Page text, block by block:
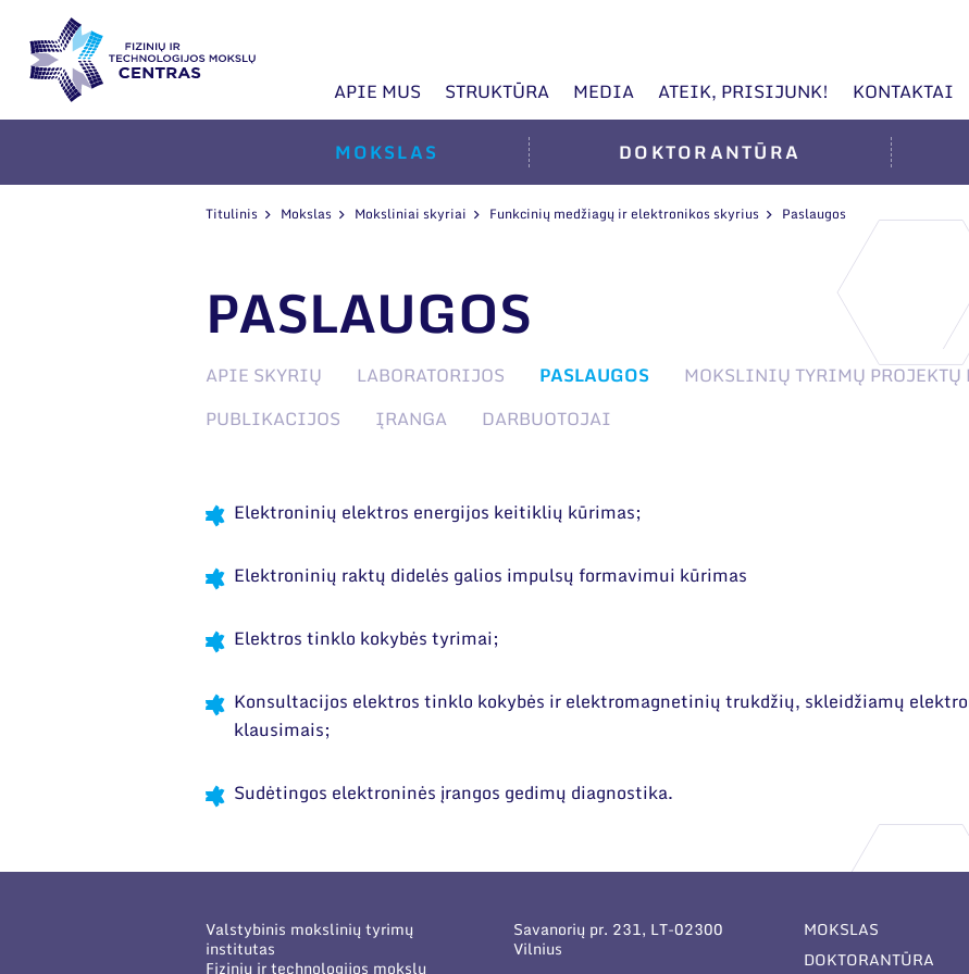
APIE MUS STRUKTŪRA MEDIA ATEIK, PRISIJUNK! KONTAKTAI
MOKSLAS DOKTORANTŪRA
Titulinis Mokslas Moksliniai skyriai Funkcinių medžiagų ir elektronikos skyrius Paslaugos
PASLAUGOS
APIE SKYRIŲ LABORATORIJOS PASLAUGOS MOKSLINIŲ TYRIMŲ PROJEKTŲ
PUBLIKACIJOS
ĮRANGA DARBUOTOJAI
Elektroninių elektros energijos keitiklių kūrimas;
Elektroninių raktų didelės galios impulsų formavimui kūrimas
Elektros tinklo kokybės tyrimai;
Konsultacijos elektros tinklo kokybės ir elektromagnetinių trukdžių, skleidžiamų
klausimais;
Sudėtingos elektroninės įrangos gedimų diagnostika.
Valstybinis mokslinių tyrimų
institutas
Fizinių ir technologijos mokslų
Savanorių pr. 231, LT-02300
Vilnius
MOKSLAS
DOKTORANTŪRA